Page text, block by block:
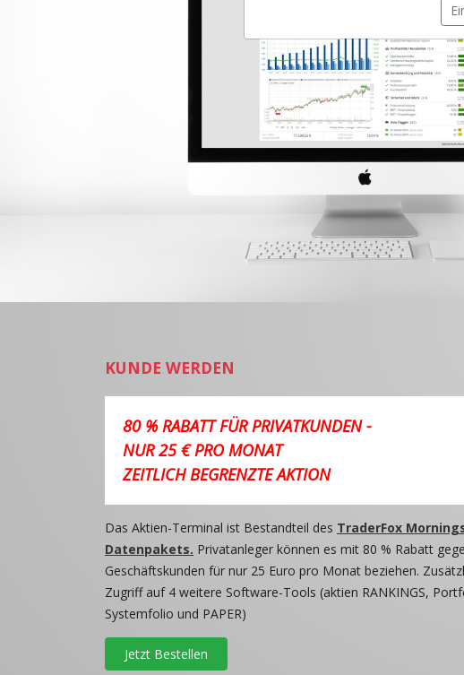
KUNDE WERDEN
80 % RABATT FÜR PRIVATKUNDEN -
NUR 25 € PRO MONAT
ZEITLICH BEGRENZTE AKTION
Das Aktien-Terminal ist Bestandteil des TraderFox
Datenpakets. Privatanleger können es mit 80 % Rabatt
Geschäftskunden für nur 25 Euro pro Monat beziehen.
Zugriff auf 4 weitere Software-Tools (aktien RANKINGS,
Systemfolio und PAPER)
Jetzt Bestellen